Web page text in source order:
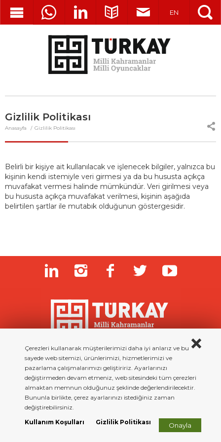
EN
Gizlilik Politikası
Anasayfa Gizlilik Politikası
Belirli bir kişiye ait kullanılacak ve işlenecek bilgiler, yalnızca bu
kişinin kendi istemiyle veri girmesi ya da bu hususta açıkça
muvafakat vermesi halinde mümkündür. Veri girilmesi veya
bu hususta açıkça muvafakat verilmesi, kişinin aşağıda
belirtilen şartlar ile mutabık olduğunun göstergesidir.
Onayla
Çerezleri kullanarak müşterilerimizi daha iyi anlarız ve bu
sayede web sitemizi, ürünlerimizi, hizmetlerimizi ve
pazarlama çalışmalarımızı geliştiririz. Ayarlarınızı
değiştirmeden devam etmeniz, web sitesindeki tüm çerezleri
almaktan memnun olduğunuz şeklinde değerlendirilecektir.
Bununla birlikte, çerez ayarlarınızı istediğiniz zaman
değiştirebilirsiniz.
Kullanım Koşulları
Gizlilik Politikası
Detaylı Bilgi ve Sorularınız İçin
+90 212 614 44 33
Copyright © 2023 All rigth reserved.TÜRKAY - Türk Kahramanlarını
ve Geleneksel Oyuncakları Araştırma ve Yaşatma Derneği
Kullanım Koşullar